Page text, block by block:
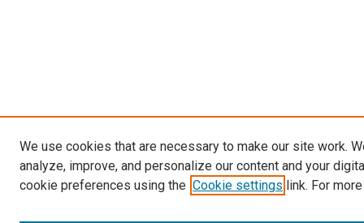
We use cookies that are necessary to make our site work.
analyze, improve, and personalize our content and your
cookie preferences using the Cookie settings link. For